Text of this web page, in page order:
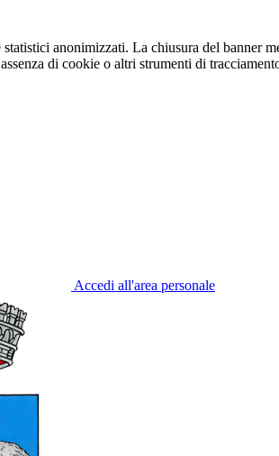
anonimizzati. La chiusura del banner
di cookie o altri strumenti di
Accedi all'area personale